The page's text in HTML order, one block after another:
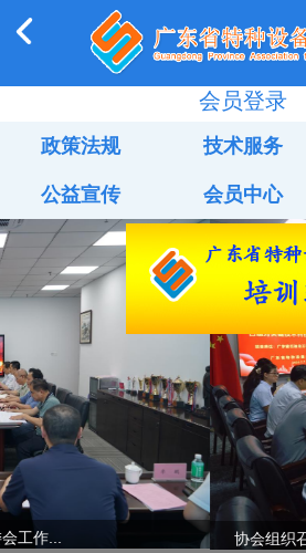
会员登录
政策法规 技术服务
公益宣传 会员中心
协会组织召开“自适应变径管道对接装